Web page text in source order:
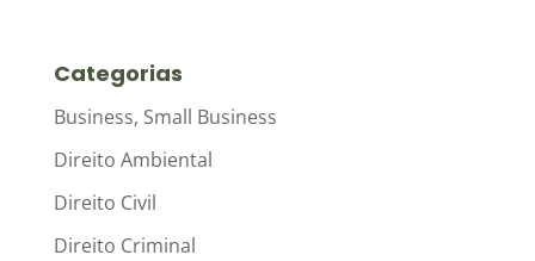
Categorias
Business, Small Business
Direito Ambiental
Direito Civil
Direito Criminal